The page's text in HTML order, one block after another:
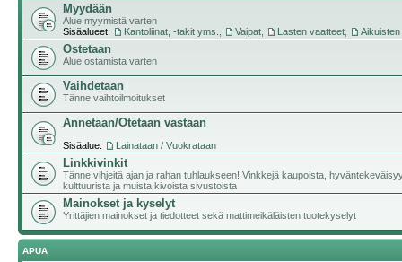
Myydään
Alue myymistä varten
Sisäalueet:
Kantoliinat, -takit yms. Vaipat Lasten vaatteet
Ostetaan
Alue ostamista varten
Vaihdetaan
Tänne vaihtoilmoitukset
Annetaan/Otetaan vastaan
Sisäalue: Lainataan / Vuokrataan
Linkkivinkit
Tänne vihjeitä ajan ja rahan tuhlaukseen! Vinkkejä kaupoista,
kulttuurista ja muista kivoista sivustoista
Mainokset ja kyselyt
Yrittäjien mainokset ja tiedotteet sekä mattimeikäläisten tuotekyselyt
APUA